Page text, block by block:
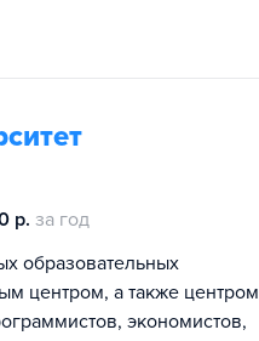
р. за год
образовательных
центром, а также центром
экономистов,